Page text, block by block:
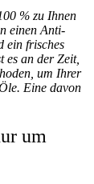
% zu Ihnen
einen Anti-
ein frisches
es an der Zeit,
um Ihrer
Eine davon
um